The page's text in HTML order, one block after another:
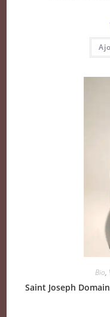
Bio,
Saint Joseph